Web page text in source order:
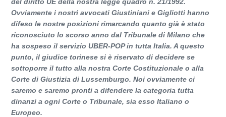
Ovviamente i nostri avvocati Giustiniani e Gigliotti hanno
difeso le nostre posizioni rimarcando quanto già è stato
riconosciuto lo scorso anno dal Tribunale di Milano che
ha sospeso il servizio UBER-POP in tutta Italia. A questo
punto, il giudice torinese si è riservato di decidere se
sottoporre il tutto alla nostra Corte Costituzionale o alla
Corte di Giustizia di Lussemburgo. Noi ovviamente ci
saremo e saremo pronti a difendere la categoria tutta
dinanzi a ogni Corte o Tribunale, sia esso Italiano o
Europeo.